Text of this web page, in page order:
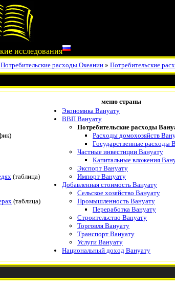
исследования
Потребительские расходы Океании » Потребительские
меню страны
(таблица)
(таблица)
Экономика Вануату
ВВП Вануату
Потребительские расходы
Расходы домохозяйств
Государственные расходы
Частные инвестиции Вануату
Капитальные вложения
Экспорт Вануату
Импорт Вануату
Добавленная стоимость Вануату
Сельское хозяйство Вануату
Промышленность Вануату
Переработка Вануату
Строительство Вануату
Торговля Вануату
Транспорт Вануату
Услуги Вануату
Национальный доход Вануату